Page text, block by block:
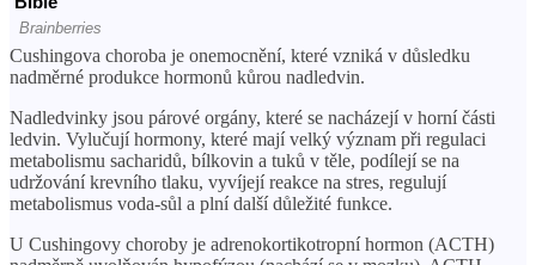
Cushingova choroba je onemocnění, které vzniká v důsledku
nadměrné produkce hormonů kůrou nadledvin.
Nadledvinky jsou párové orgány, které se nacházejí v horní části
ledvin. Vylučují hormony, které mají velký význam při regulaci
metabolismu sacharidů, bílkovin a tuků v těle, podílejí se na
udržování krevního tlaku, vyvíjejí reakce na stres, regulují
metabolismus voda-sůl a plní další důležité funkce.
U Cushingovy choroby je adrenokortikotropní hormon (ACTH)